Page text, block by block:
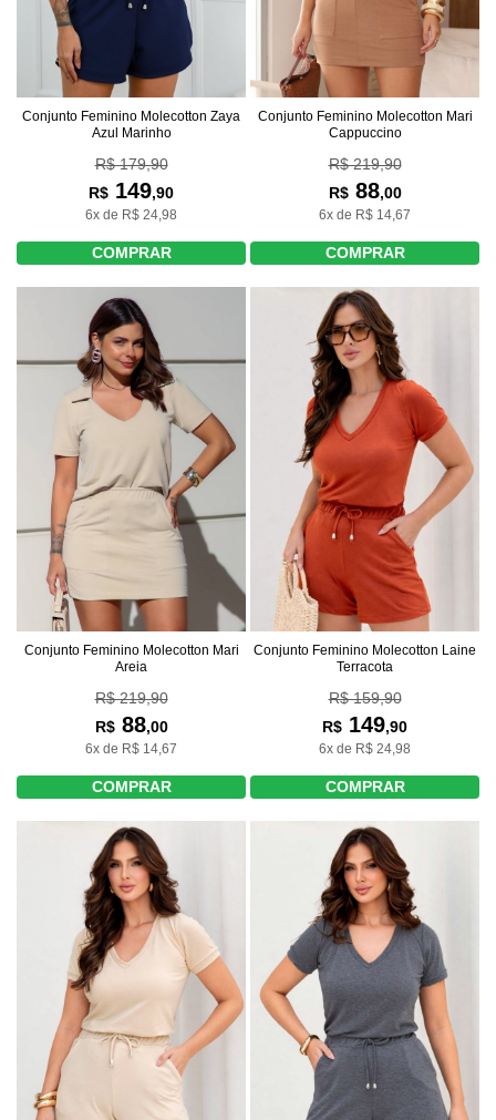
Conjunto Feminino Molecotton Zaya
Azul Marinho
R$ 179,90
R$ 149,90
6x de R$ 24,98
COMPRAR
Conjunto Feminino Molecotton Mari
Cappuccino
R$ 219,90
R$88,00
6x de R$ 14,67
COMPRAR
Conjunto Feminino Molecotton Mari
Areia
R$ 219,90
R$88,00
6x de R$ 14,67
COMPRAR
Conjunto Feminino Molecotton Laine
Terracota
R$ 159,90
R$ 149,90
6x de R$ 24,98
COMPRAR